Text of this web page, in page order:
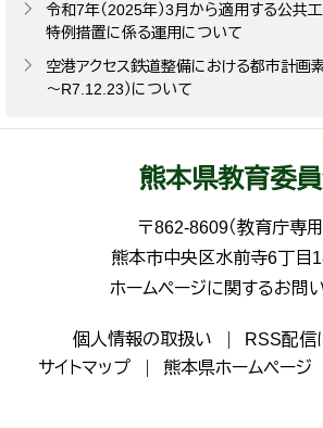
令和7年（2025年）3月から適用する公共
特例措置に係る運用について
空港アクセス鉄道整備における都市計画
～R7.12.23）について
熊本県教育委
〒862-8609（教育庁専用
熊本市中央区水前寺6丁目
ホームページに関するお問
個人情報の取扱い
RSS配信
サイトマップ
熊本県ホームページ